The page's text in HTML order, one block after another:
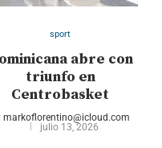
sport
abre con
triunfo en
Centrobasket
markoflorentino@icloud.com
julio 13, 2026